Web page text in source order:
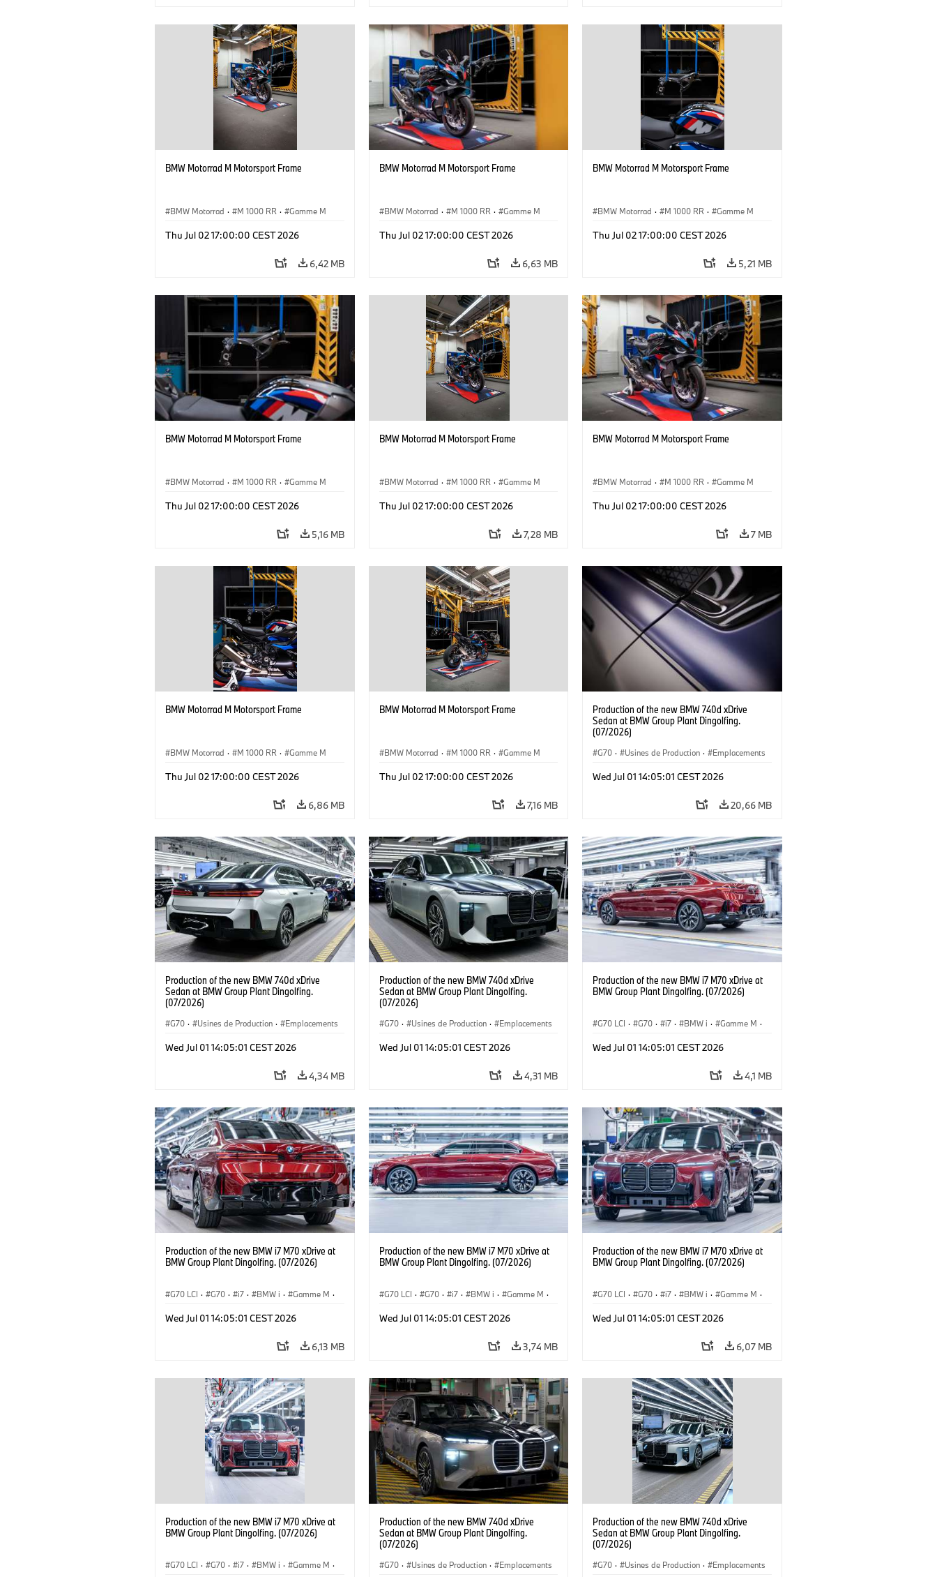
BMW Motorrad M Motorsport Frame
BMW Motorrad · M 1000 RR · Gamme M
Thu Jul 02 17:00:00 CEST 2026
6,42 MB
BMW Motorrad M Motorsport Frame
BMW Motorrad · M 1000 RR · Gamme M
Thu Jul 02 17:00:00 CEST 2026
6,63 MB
BMW Motorrad M Motorsport Frame
BMW Motorrad · M 1000 RR · Gamme M
Thu Jul 02 17:00:00 CEST 2026
5,21 MB
BMW Motorrad M Motorsport Frame
BMW Motorrad · M 1000 RR · Gamme M
Thu Jul 02 17:00:00 CEST 2026
5,16 MB
BMW Motorrad M Motorsport Frame
BMW Motorrad · M 1000 RR · Gamme M
Thu Jul 02 17:00:00 CEST 2026
7,28 MB
BMW Motorrad M Motorsport Frame
BMW Motorrad · M 1000 RR · Gamme M
Thu Jul 02 17:00:00 CEST 2026
7 MB
BMW Motorrad M Motorsport Frame
BMW Motorrad · M 1000 RR · Gamme M
Thu Jul 02 17:00:00 CEST 2026
6,86 MB
BMW Motorrad M Motorsport Frame
BMW Motorrad · M 1000 RR · Gamme M
Thu Jul 02 17:00:00 CEST 2026
7,16 MB
Production of the new BMW 740d xDrive
Sedan at BMW Group Plant Dingolfing.
(07/2026)
G70 · Usines de Production ·
Emplacements
Wed Jul 01 14:05:01 CEST 2026
20,66 MB
Production of the new BMW 740d xDrive
Sedan at BMW Group Plant Dingolfing.
(07/2026)
G70 · Usines de Production ·
Emplacements
Wed Jul 01 14:05:01 CEST 2026
4,34 MB
Production of the new BMW 740d xDrive
Sedan at BMW Group Plant Dingolfing.
(07/2026)
G70 · Usines de Production ·
Emplacements
Wed Jul 01 14:05:01 CEST 2026
4,31 MB
Production of the new BMW i7 M70 xDrive at
BMW Group Plant Dingolfing. (07/2026)
G70 LCI · G70 · i7 · BMW i · Gamme M ·
Wed Jul 01 14:05:01 CEST 2026
4,1 MB
Production of the new BMW i7 M70 xDrive at
BMW Group Plant Dingolfing. (07/2026)
G70 LCI · G70 · i7 · BMW i · Gamme M ·
Wed Jul 01 14:05:01 CEST 2026
6,13 MB
Production of the new BMW i7 M70 xDrive at
BMW Group Plant Dingolfing. (07/2026)
G70 LCI · G70 · i7 · BMW i · Gamme M ·
Wed Jul 01 14:05:01 CEST 2026
3,74 MB
Production of the new BMW i7 M70 xDrive at
BMW Group Plant Dingolfing. (07/2026)
G70 LCI · G70 · i7 · BMW i · Gamme M ·
Wed Jul 01 14:05:01 CEST 2026
6,07 MB
Production of the new BMW i7 M70 xDrive at
BMW Group Plant Dingolfing. (07/2026)
G70 LCI · G70 · i7 · BMW i · Gamme M ·
Production of the new BMW 740d xDrive
Sedan at BMW Group Plant Dingolfing.
(07/2026)
G70 · Usines de Production ·
Emplacements
Production of the new BMW 740d xDrive
Sedan at BMW Group Plant Dingolfing.
(07/2026)
G70 · Usines de Production ·
Emplacements